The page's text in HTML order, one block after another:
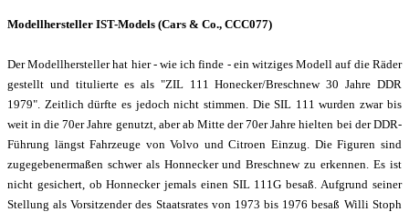
Modellhersteller IST-Models (Cars & Co., CCC077)
Der Modellhersteller hat hier - wie ich finde - ein witziges Modell auf die Räder
gestellt und titulierte es als "ZIL 111 Honecker/Breschnew 30 Jahre DDR
1979". Zeitlich dürfte es jedoch nicht stimmen. Die SIL 111 wurden zwar bis
weit in die 70er Jahre genutzt, aber ab Mitte der 70er Jahre hielten bei der DDR-
Führung längst Fahrzeuge von Volvo und Citroen Einzug. Die Figuren sind
zugegebenermaßen schwer als Honnecker und Breschnew zu erkennen. Es ist
nicht gesichert, ob Honnecker jemals einen SIL 111G besaß. Aufgrund seiner
Stellung als Vorsitzender des Staatsrates von 1973 bis 1976 besaß Willi Stoph